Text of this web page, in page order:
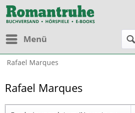
Menü
Rafael Marques
Rafael Marques